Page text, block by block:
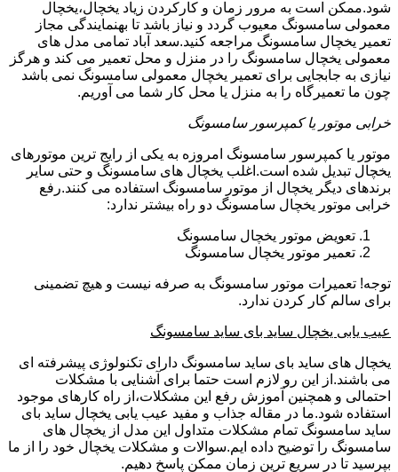
شود.ممکن است به مرور زمان و کارکردن زیاد یخچال،یخچال
معمولی سامسونگ معیوب گردد و نیاز باشد تا بهنمایندگی مجاز
تعمیر یخچال سامسونگ مراجعه کنید.سعد آباد تمامی مدل های
معمولی یخچال سامسونگ را در منزل و محل تعمیر می کند و هرگز
نیازی به جابجایی برای تعمیر یخچال معمولی سامسونگ نمی باشد
چون ما تعمیرگاه را به منزل یا محل کار شما می آوریم.
خرابی موتور یا کمپرسور سامسونگ
موتور یا کمپرسور سامسونگ امروزه به یکی از رایج ترین موتورهای
یخچال تبدیل شده است.اغلب یخچال های سامسونگ و حتی سایر
برندهای دیگر یخچال از موتور سامسونگ استفاده می کنند.رفع
خرابی موتور یخچال سامسونگ دو راه بیشتر ندارد:
تعویض موتور یخچال سامسونگ
تعمیر موتور یخچال سامسونگ
توجه! تعمیرات موتور سامسونگ به صرفه نیست و هیچ تضمینی
برای سالم کار کردن ندارد.
عیب یابی یخچال ساید بای ساید سامسونگ
یخچال های ساید بای ساید سامسونگ دارای تکنولوژی پیشرفته ای
می باشند.از این رو لازم است حتما برای آشنایی با مشکلات
احتمالی و همچنین آموزش رفع این مشکلات،از راه کارهای موجود
استفاده شود.ما در مقاله جذاب و مفید عیب یابی یخچال ساید بای
ساید سامسونگ تمام مشکلات متداول این مدل از یخچال های
سامسونگ را توضیح داده ایم.سوالات و مشکلات یخچال خود را از ما
بپرسید تا در سریع ترین زمان ممکن پاسخ دهیم.